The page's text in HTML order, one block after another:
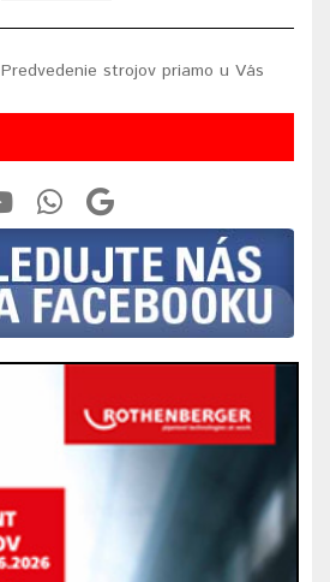
Predvedenie strojov priamo u Vás